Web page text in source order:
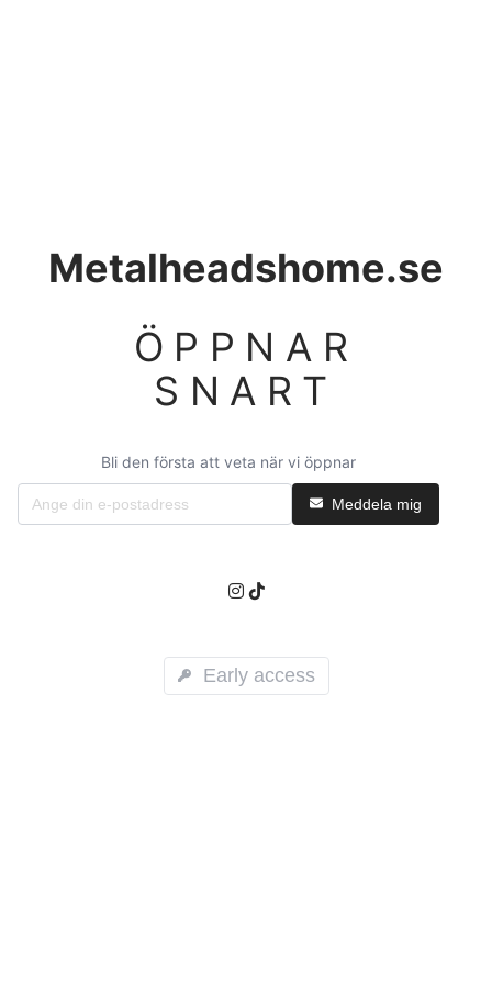
Metalheadshome.se
ÖPPNAR
SNART
Bli den första att veta när vi öppnar
Meddela mig
Early access